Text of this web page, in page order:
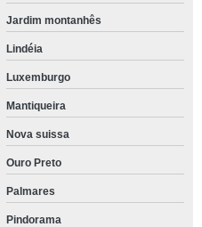
Jardim montanhês
Lindéia
Luxemburgo
Mantiqueira
Nova suissa
Ouro Preto
Palmares
Pindorama